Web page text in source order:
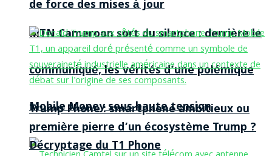
MTN Cameroon sort du silence : derrière le
communiqué, les vérités d’une polémique
Mobile Money sous haute tension
de force des mises à jour
Trump Phone : smartphone ambitieux ou
première pierre d’un écosystème Trump ?
Décryptage du T1 Phone